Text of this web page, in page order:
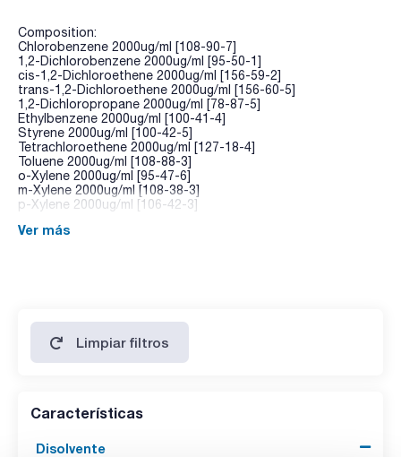
Composition:
Chlorobenzene 2000ug/ml [108-90-7]
1,2-Dichlorobenzene 2000ug/ml [95-50-1]
cis-1,2-Dichloroethene 2000ug/ml [156-59-2]
trans-1,2-Dichloroethene 2000ug/ml [156-60-5]
1,2-Dichloropropane 2000ug/ml [78-87-5]
Ethylbenzene 2000ug/ml [100-41-4]
Styrene 2000ug/ml [100-42-5]
Tetrachloroethene 2000ug/ml [127-18-4]
Toluene 2000ug/ml [108-88-3]
o-Xylene 2000ug/ml [95-47-6]
m-Xylene 2000ug/ml [108-38-3]
p-Xylene 2000ug/ml [106-42-3]
Ver más
Limpiar filtros
Características
Disolvente